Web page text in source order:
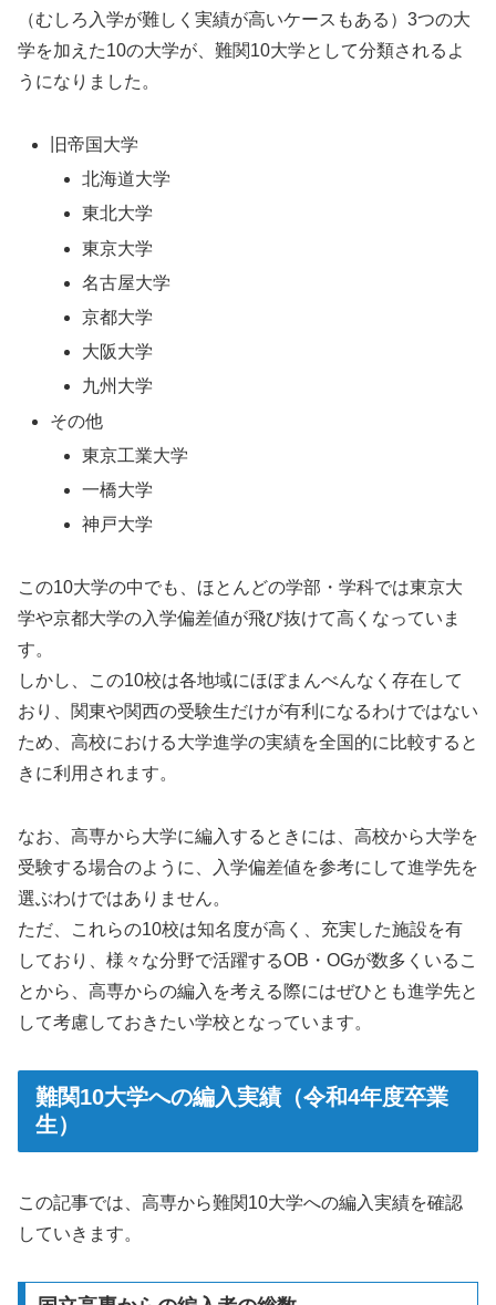
（むしろ入学が難しく実績が高いケースもある）3つの大
学を加えた10の大学が、難関10大学として分類されるよ
うになりました。
旧帝国大学
北海道大学
東北大学
東京大学
名古屋大学
京都大学
大阪大学
九州大学
その他
東京工業大学
一橋大学
神戸大学
この10大学の中でも、ほとんどの学部・学科では東京大
学や京都大学の入学偏差値が飛び抜けて高くなっていま
す。
しかし、この10校は各地域にほぼまんべんなく存在して
おり、関東や関西の受験生だけが有利になるわけではない
ため、高校における大学進学の実績を全国的に比較すると
きに利用されます。
なお、高専から大学に編入するときには、高校から大学を
受験する場合のように、入学偏差値を参考にして進学先を
選ぶわけではありません。
ただ、これらの10校は知名度が高く、充実した施設を有
しており、様々な分野で活躍するOB・OGが数多くいるこ
とから、高専からの編入を考える際にはぜひとも進学先と
して考慮しておきたい学校となっています。
難関10大学への編入実績（令和4年度卒業
生）
この記事では、高専から難関10大学への編入実績を確認
していきます。